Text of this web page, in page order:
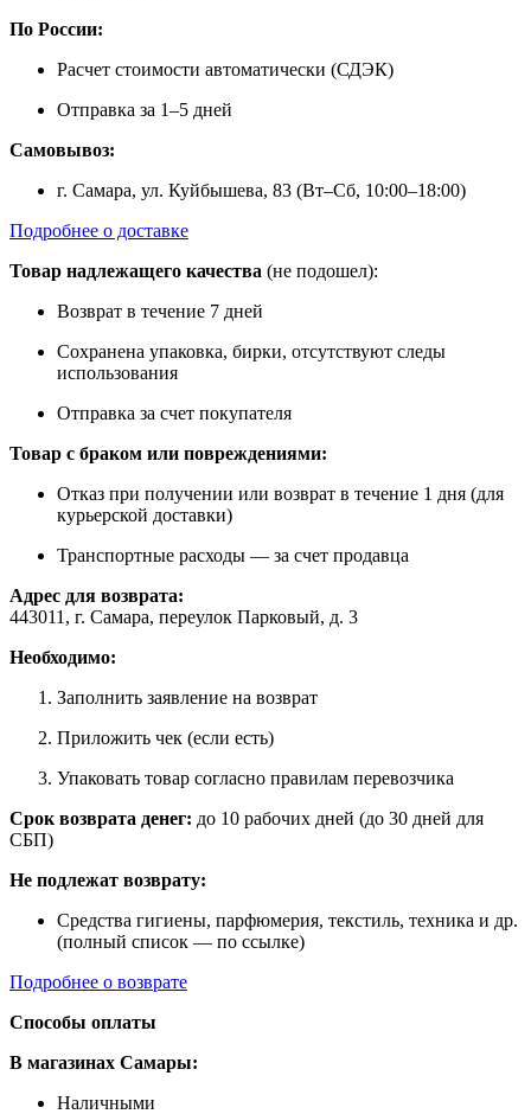
По России:
Расчет стоимости автоматически (СДЭК)
Отправка за 1–5 дней
Самовывоз:
г. Самара, ул. Куйбышева, 83 (Вт–Сб, 10:00–18:00)
Подробнее о доставке
Товар надлежащего качества (не подошел):
Возврат в течение 7 дней
Сохранена упаковка, бирки, отсутствуют следы
использования
Отправка за счет покупателя
Товар с браком или повреждениями:
Отказ при получении или возврат в течение 1 дня (для
курьерской доставки)
Транспортные расходы — за счет продавца
Адрес для возврата:
443011, г. Самара, переулок Парковый, д. 3
Необходимо:
Заполнить заявление на возврат
Приложить чек (если есть)
Упаковать товар согласно правилам перевозчика
Срок возврата денег: до 10 рабочих дней (до 30 дней для
СБП)
Не подлежат возврату:
Средства гигиены, парфюмерия, текстиль, техника и др.
(полный список — по ссылке)
Подробнее о возврате
Способы оплаты
В магазинах Самары:
Наличными